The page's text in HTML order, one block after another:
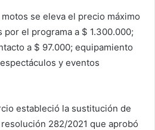
se eleva el precio máximo
el programa a $ 1.300.000;
a $ 97.000; equipamiento
y eventos
estableció la sustitución de
282/2021 que aprobó